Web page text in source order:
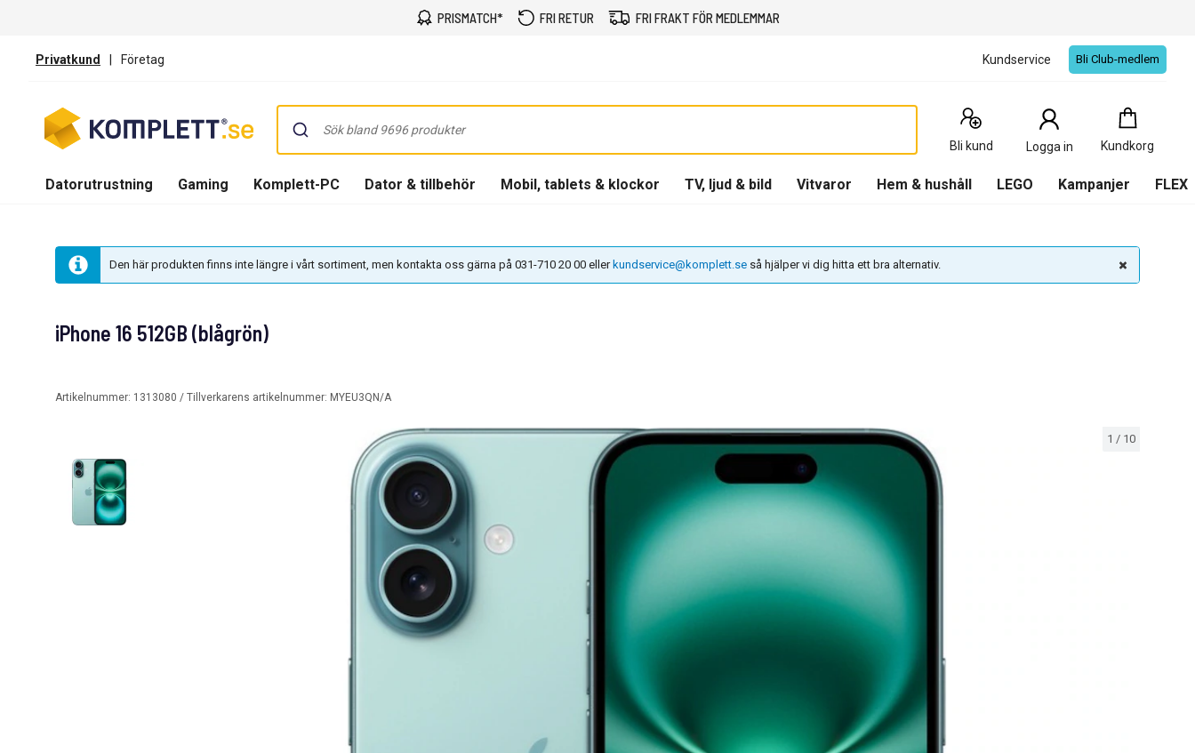
PRISMATCH* FRI RETUR FRI FRAKT FÖR MEDLEMMAR
Privatkund | Företag Kundservice Bli Club-medlem
Bli kund Logga in Kundkorg
Kundkorg
0
Produkter
Datorutrustning Gaming Komplett-PC Dator & tillbehör Mobil, tablets & klockor TV, ljud & bild Vitvaror Hem & hushåll LEGO Kampanjer FLEX
Den här produkten finns inte längre i vårt sortiment, men kontakta oss gärna på 031-710 20 00 eller kundservice@komplett.se så hjälper vi dig hitta ett bra alternativ.
1 / 10
iPhone 16 512GB (blågrön)
Artikelnummer: 1313080 / Tillverkarens artikelnummer: MYEU3QN/A